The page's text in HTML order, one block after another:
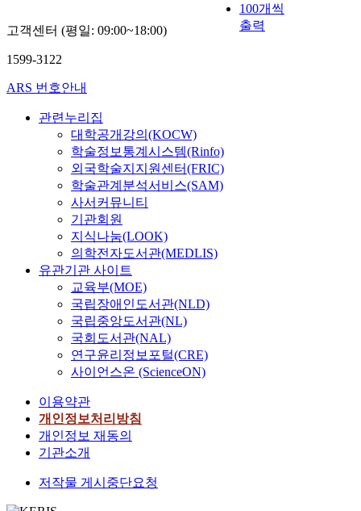
100개씩
출력
고객센터 (평일: 09:00~18:00)
1599-3122
ARS 번호안내
관련누리집
대학공개강의(KOCW)
학술정보통계시스템(Rinfo)
외국학술지지원센터(FRIC)
학술관계분석서비스(SAM)
사서커뮤니티
기관회원
지식나눔(LOOK)
의학전자도서관(MEDLIS)
유관기관 사이트
교육부(MOE)
국립장애인도서관(NLD)
국립중앙도서관(NL)
국회도서관(NAL)
연구윤리정보포털(CRE)
사이언스온 (ScienceON)
이용약관
개인정보처리방침
개인정보 재동의
기관소개
저작물 게시중단요청